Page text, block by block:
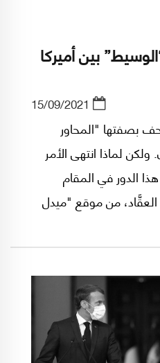
بين أميركا
15/09/2021
بصفتها "المحاور
لماذا انتهى الأمر
الدور في المقام
العقَّاد، من موقع "ميدل
باقي دول الإقليم،
أثناء الحصار الذي